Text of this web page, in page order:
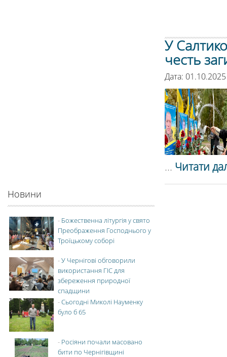
У
честь
Дата:
... Читати
Новини
- Божественна літургія у свято
Преображення Господнього у
Троїцькому соборі
-У Чернігові обговорили
використання ГІС для
збереження природної
спадщини
-Сьогодні Миколі Науменку
було б 65
- Росіяни почали масовано
бити по Чернігівщині